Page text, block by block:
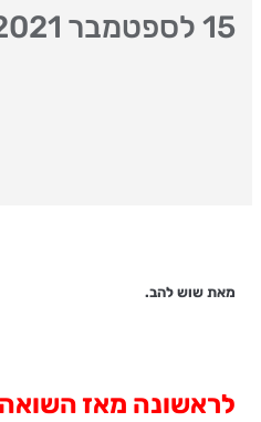
15 לספטמבר 2021
מאת שוש להב.
לראשונה מאז